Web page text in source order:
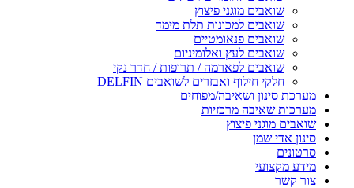
שואבים מוגני פיצוץ
שואבים למכונות תלת מימד
שואבים פנאומטיים
שואבים לעץ ואלומיניום
שואבים לפארמה / תרופות / חדר נקי
חלקי חילוף ואבזרים לשואבים DELFIN
מערכת סינון ושאיבה/מפוחים
מערכות שאיבה מרכזיות
שואבים מוגני פיצוץ
סינון אדי שמן
סרטונים
מידע מקצועי
צור קשר